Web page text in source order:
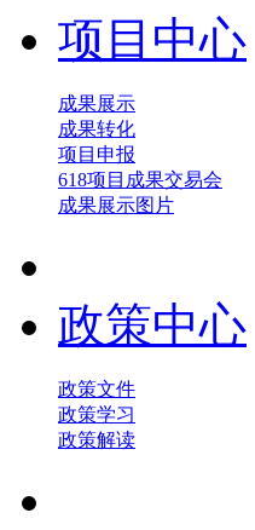
项目中心
成果展示
成果转化
项目申报
618项目成果交易会
成果展示图片
政策中心
政策文件
政策学习
政策解读